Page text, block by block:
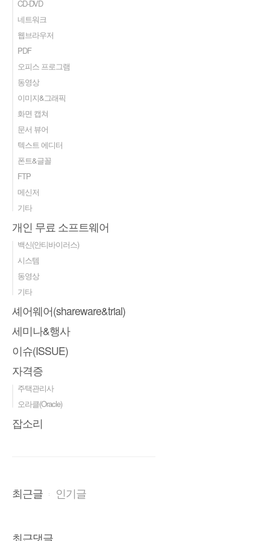
CD-DVD
네트워크
웹브라우저
PDF
오피스 프로그램
동영상
이미지&그래픽
화면 캡쳐
문서 뷰어
텍스트 에디터
폰트&글꼴
FTP
메신저
기타
개인 무료 소프트웨어
백신(안티바이러스)
시스템
동영상
기타
셰어웨어(shareware&trial)
세미나&행사
이슈(ISSUE)
자격증
주택관리사
오라클(Oracle)
잡소리
최근글 인기글
최근댓글